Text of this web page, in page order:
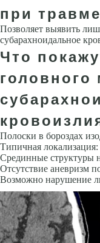
при травме
Позволяет выявить
субарахноидаль­ное
Что
головного
Полоски в бороздах
Типичная локализация:
Срединные структуры
Отсутствие аневризм
Возможно нарушение